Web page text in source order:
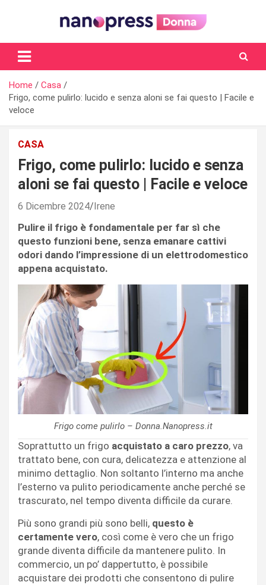
Il magazine femminile di Nanopress.it
Home
Casa
Frigo, come pulirlo: lucido e senza aloni se fai questo | Facile e
veloce
CASA
Frigo, come pulirlo: lucido e senza
aloni se fai questo | Facile e veloce
6 Dicembre 2024 Irene
Pulire il frigo è fondamentale per far sì che
questo funzioni bene, senza emanare cattivi
odori dando l’impressione di un elettrodomestico
appena acquistato.
Frigo come pulirlo – Donna.Nanopress.it
Soprattutto un frigo acquistato a caro prezzo, va
trattato bene, con cura, delicatezza e attenzione al
minimo dettaglio. Non soltanto l’interno ma anche
l’esterno va pulito periodicamente anche perché se
trascurato, nel tempo diventa difficile da curare.
Più sono grandi più sono belli, questo è
certamente vero, così come è vero che un frigo
grande diventa difficile da mantenere pulito. In
commercio, un po’ dappertutto, è possibile
acquistare dei prodotti che consentono di pulire